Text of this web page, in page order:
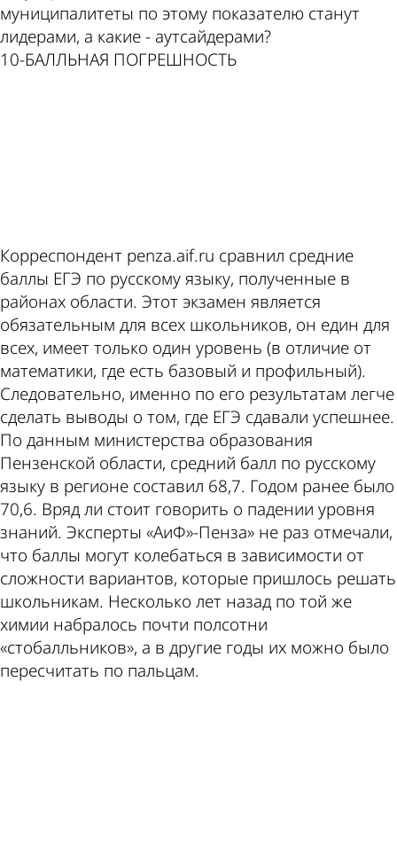
муниципалитеты по этому показателю станут
лидерами, а какие - аутсайдерами?
10-БАЛЛЬНАЯ ПОГРЕШНОСТЬ
Корреспондент penza.aif.ru сравнил средние
баллы ЕГЭ по русскому языку, полученные в
районах области. Этот экзамен является
обязательным для всех школьников, он един для
всех, имеет только один уровень (в отличие от
математики, где есть базовый и профильный).
Следовательно, именно по его результатам легче
сделать выводы о том, где ЕГЭ сдавали успешнее.
По данным министерства образования
Пензенской области, средний балл по русскому
языку в регионе составил 68,7. Годом ранее было
70,6. Вряд ли стоит говорить о падении уровня
знаний. Эксперты «АиФ»-Пенза» не раз отмечали,
что баллы могут колебаться в зависимости от
сложности вариантов, которые пришлось решать
школьникам. Несколько лет назад по той же
химии набралось почти полсотни
«стобалльников», а в другие годы их можно было
пересчитать по пальцам.